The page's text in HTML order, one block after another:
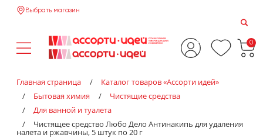
Выбрать магазин
0
Главная страница /
Каталог товаров «‎Ассорти идей»‎
/
Бытовая химия /
Чистящие средства
/
Для ванной и туалета
/
Чистящее средство Любо Дело Антинакипь для удаления
налета и ржавчины, 5 штук по 20 г